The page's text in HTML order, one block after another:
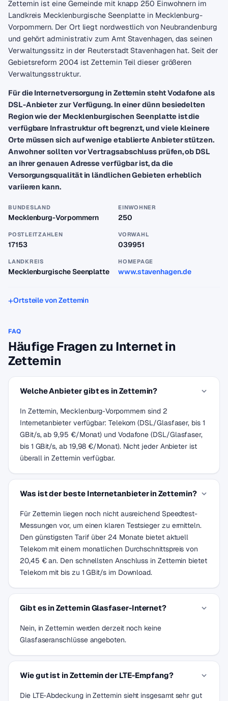
Zettemin ist eine Gemeinde mit knapp 250 Einwohnern im
Landkreis Mecklenburgische Seenplatte in Mecklenburg-
Vorpommern. Der Ort liegt nordwestlich von Neubrandenburg
und gehört administrativ zum Amt Stavenhagen, das seinen
Verwaltungssitz in der Reuterstadt Stavenhagen hat. Seit der
Gebietsreform 2004 ist Zettemin Teil dieser größeren
Verwaltungsstruktur.
Für die Internetversorgung in Zettemin steht Vodafone als
DSL-Anbieter zur Verfügung. In einer dünn besiedelten
Region wie der Mecklenburgischen Seenplatte ist die
verfügbare Infrastruktur oft begrenzt, und viele kleinere
Orte müssen sich auf wenige etablierte Anbieter stützen.
Anwohner sollten vor Vertragsabschluss prüfen, ob DSL
an ihrer genauen Adresse verfügbar ist, da die
Versorgungsqualität in ländlichen Gebieten erheblich
variieren kann.
BUNDESLAND
Mecklenburg-Vorpommern
EINWOHNER
250
POSTLEITZAHLEN
17153
VORWAHL
039951
LANDKREIS
Mecklenburgische Seenplatte
HOMEPAGE
www.stavenhagen.de
Ortsteile von Zettemin
FAQ
Häufige Fragen zu Internet in
Zettemin
Welche Anbieter gibt es in Zettemin?
In Zettemin, Mecklenburg-Vorpommern sind 2
Internetanbieter verfügbar: Telekom (DSL/Glasfaser, bis 1
GBit/s, ab 9,95 €/Monat) und Vodafone (DSL/Glasfaser,
bis 1 GBit/s, ab 19,98 €/Monat). Nicht jeder Anbieter ist
überall in Zettemin verfügbar.
Was ist der beste Internetanbieter in Zettemin?
Für Zettemin liegen noch nicht ausreichend Speedtest-
Messungen vor, um einen klaren Testsieger zu ermitteln.
Den günstigsten Tarif über 24 Monate bietet aktuell
Telekom mit einem monatlichen Durchschnittspreis von
20,45 € an. Den schnellsten Anschluss in Zettemin bietet
Telekom mit bis zu 1 GBit/s im Download.
Gibt es in Zettemin Glasfaser-Internet?
Nein, in Zettemin werden derzeit noch keine
Glasfaseranschlüsse angeboten.
Wie gut ist in Zettemin der LTE-Empfang?
Die LTE-Abdeckung in Zettemin sieht insgesamt sehr gut